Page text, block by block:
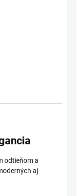
odtieňom a
aj